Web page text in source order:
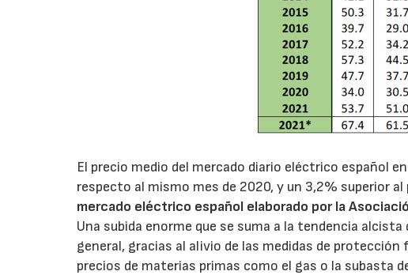
El precio medio del mercado diario eléctrico español
respecto al mismo mes de 2020, y un 3,2% superior al
mercado eléctrico español elaborado por la
Una subida enorme que se suma a la tendencia
general, gracias al alivio de las medidas de
precios de materias primas como el gas o la subasta